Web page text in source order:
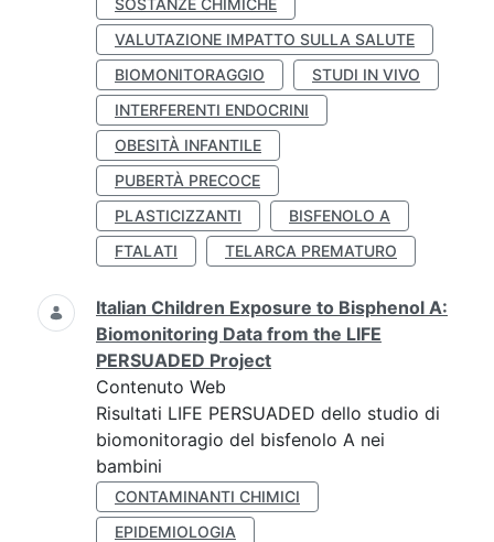
SOSTANZE CHIMICHE
VALUTAZIONE IMPATTO SULLA SALUTE
BIOMONITORAGGIO
STUDI IN VIVO
INTERFERENTI ENDOCRINI
OBESITÀ INFANTILE
PUBERTÀ PRECOCE
PLASTICIZZANTI
BISFENOLO A
FTALATI
TELARCA PREMATURO
Italian Children Exposure to Bisphenol A:
Biomonitoring Data from the LIFE
PERSUADED Project
Contenuto Web
Risultati LIFE PERSUADED dello studio di
biomonitoragio del bisfenolo A nei
bambini
CONTAMINANTI CHIMICI
EPIDEMIOLOGIA